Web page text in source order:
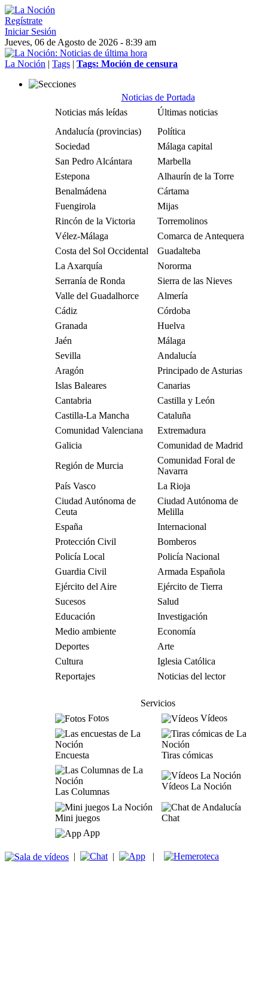
Regístrate
Iniciar Sesión
Jueves, 06 de Agosto de 2026 - 8:39 am
La Noción | Tags | Tags: Moción de censura
Noticias de Portada
Noticias más leídas
Últimas noticias
Andalucía (provincias)
Política
Sociedad
Málaga capital
San Pedro Alcántara
Marbella
Estepona
Alhaurín de la Torre
Benalmádena
Cártama
Fuengirola
Mijas
Rincón de la Victoria
Torremolinos
Vélez-Málaga
Comarca de Antequera
Costa del Sol Occidental
Guadalteba
La Axarquía
Nororma
Serranía de Ronda
Sierra de las Nieves
Valle del Guadalhorce
Almería
Cádiz
Córdoba
Granada
Huelva
Jaén
Málaga
Sevilla
Andalucía
Aragón
Principado de Asturias
Islas Baleares
Canarias
Cantabria
Castilla y León
Castilla-La Mancha
Cataluña
Comunidad Valenciana
Extremadura
Galicia
Comunidad de Madrid
Región de Murcia
Comunidad Foral de
Navarra
País Vasco
La Rioja
Ciudad Autónoma de
Ceuta
Ciudad Autónoma de
Melilla
España
Internacional
Protección Civil
Bomberos
Policía Local
Policía Nacional
Guardia Civil
Armada Española
Ejército del Aire
Ejército de Tierra
Sucesos
Salud
Educación
Investigación
Medio ambiente
Economía
Deportes
Arte
Cultura
Iglesia Católica
Reportajes
Noticias del lector
Servicios
Fotos
Vídeos
Encuesta Tiras cómicas
Las Columnas
Vídeos La Noción
Mini juegos
Chat
App
| | |